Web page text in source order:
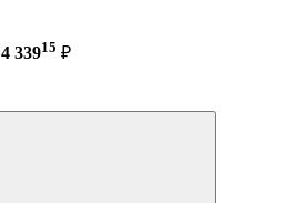
4 33915 ₽